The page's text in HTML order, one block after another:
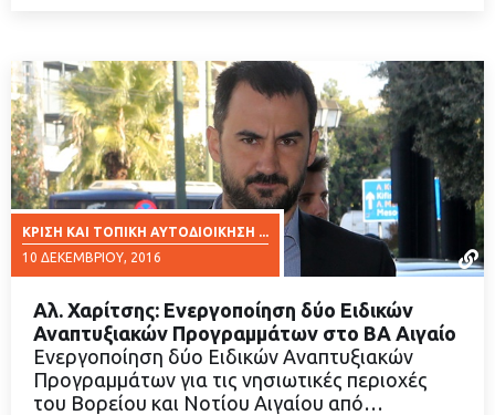
ΚΡΊΣΗ ΚΑΙ ΤΟΠΙΚΉ ΑΥΤΟΔΙΟΊΚΗΣΗ ...
10 ΔΕΚΕΜΒΡΊΟΥ, 2016
ΔΙΑΒΑΣΤΕ ΠΕΡΙΣΣΟΤΕΡΑ
Αλ. Χαρίτσης: Ενεργοποίηση δύο Ειδικών
Αναπτυξιακών Προγραμμάτων στο ΒΑ Αιγαίο
Ενεργοποίηση δύο Ειδικών Αναπτυξιακών
Προγραμμάτων για τις νησιωτικές περιοχές
του Βορείου και Νοτίου Αιγαίου από…